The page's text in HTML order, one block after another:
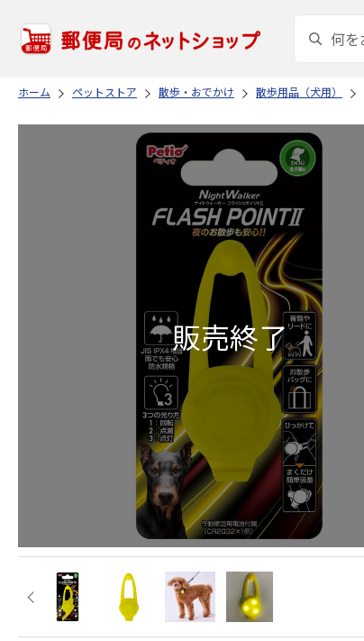
ホーム ペットストア 散歩・おでかけ 散歩用品（犬用）